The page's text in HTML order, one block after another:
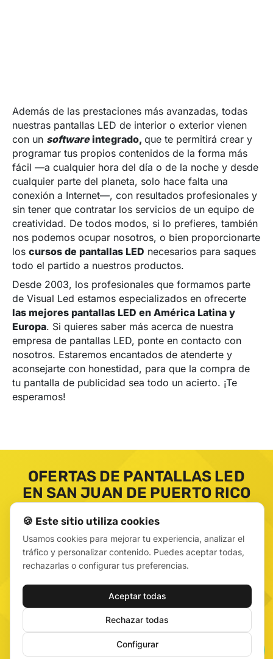
Además de las prestaciones más avanzadas, todas
nuestras pantallas LED de interior o exterior vienen
con un softwareintegrado, que te permitirá crear y
programar tus propios contenidos de la forma más
fácil —a cualquier hora del día o de la noche y desde
cualquier parte del planeta, solo hace falta una
conexión a Internet—, con resultados profesionales y
sin tener que contratar los servicios de un equipo de
creatividad. De todos modos, si lo prefieres, también
nos podemos ocupar nosotros, o bien proporcionarte
los cursos de pantallas LED necesarios para saques
todo el partido a nuestros productos.
Desde 2003, los profesionales que formamos parte
de Visual Led estamos especializados en ofrecerte
las mejores pantallas LED en América Latina y
Europa. Si quieres saber más acerca de nuestra
empresa de pantallas LED, ponte en contacto con
nosotros. Estaremos encantados de atenderte y
aconsejarte con honestidad, para que la compra de
tu pantalla de publicidad sea todo un acierto. ¡Te
esperamos!
OFERTAS DE PANTALLAS LED
EN SAN JUAN DE PUERTO RICO
🍪 Este sitio utiliza cookies
Usamos cookies para mejorar tu experiencia, analizar el
tráfico y personalizar contenido. Puedes aceptar todas,
rechazarlas o configurar tus preferencias.
Aceptar todas
Rechazar todas
Configurar